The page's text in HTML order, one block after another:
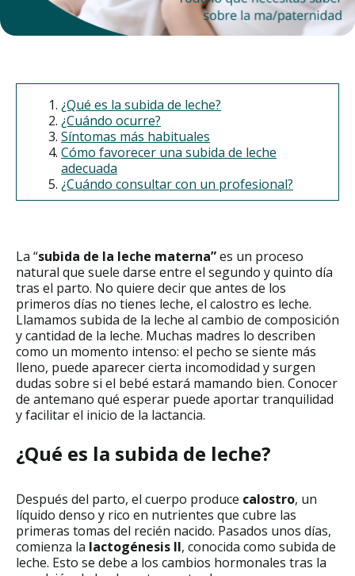
¿Qué es la subida de leche?
¿Cuándo ocurre?
Síntomas más habituales
Cómo favorecer una subida de leche
adecuada
¿Cuándo consultar con un profesional?
La “subida de la leche materna”es un proceso
natural que suele darse entre el segundo y quinto día
tras el parto. No quiere decir que antes de los
primeros días no tienes leche, el calostro es leche.
Llamamos subida de la leche al cambio de composición
y cantidad de la leche. Muchas madres lo describen
como un momento intenso: el pecho se siente más
lleno, puede aparecer cierta incomodidad y surgen
dudas sobre si el bebé estará mamando bien. Conocer
de antemano qué esperar puede aportar tranquilidad
y facilitar el inicio de la lactancia.
¿Qué es la subida de leche?
Después del parto, el cuerpo produce calostro, un
líquido denso y rico en nutrientes que cubre las
primeras tomas del recién nacido. Pasados unos días,
comienza la lactogénesis II, conocida como subida de
leche. Esto se debe a los cambios hormonales tras la